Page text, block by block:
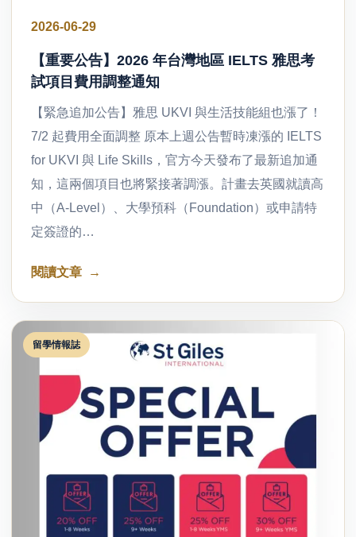
2026-06-29
【重要公告】2026 年台灣地區 IELTS 雅思考
試項目費用調整通知
【緊急追加公告】雅思 UKVI 與生活技能組也漲了！
7/2 起費用全面調整 原本上週公告暫時凍漲的 IELTS
for UKVI 與 Life Skills，官方今天發布了最新追加通
知，這兩個項目也將緊接著調漲。計畫去英國就讀高
中（A-Level）、大學預科（Foundation）或申請特
定簽證的…
閱讀文章
留學情報誌